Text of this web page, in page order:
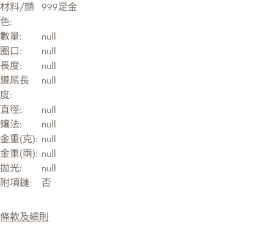
材料/顔
色:
999足金
數量:
null
圈口:
null
長度:
null
鏈尾長
度:
null
直徑:
null
鑲法:
null
金重(克): null
金重(兩): null
拋光:
null
附項鏈:
否
條款及細則